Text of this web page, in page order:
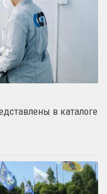
в каталоге